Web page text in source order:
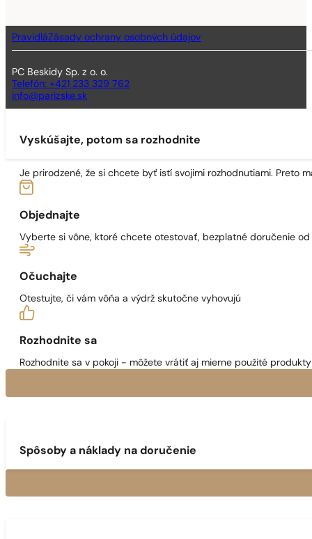
PravidláZásady ochrany osobných údajov
PC Beskidy Sp. z o. o.
Telefón: +421 233 329 762
info@parizske.sk
Vyskúšajte, potom sa rozhodnite
Je prirodzené, že si chcete byť istí svojimi rozhodnutiami. Preto
Objednajte
Vyberte si vône, ktoré chcete otestovať, bezplatné doručenie
Očuchajte
Otestujte, či vám vôňa a výdrž skutočne vyhovujú
Rozhodnite sa
Rozhodnite sa v pokoji - môžete vrátiť aj mierne použité
Spôsoby a náklady na doručenie